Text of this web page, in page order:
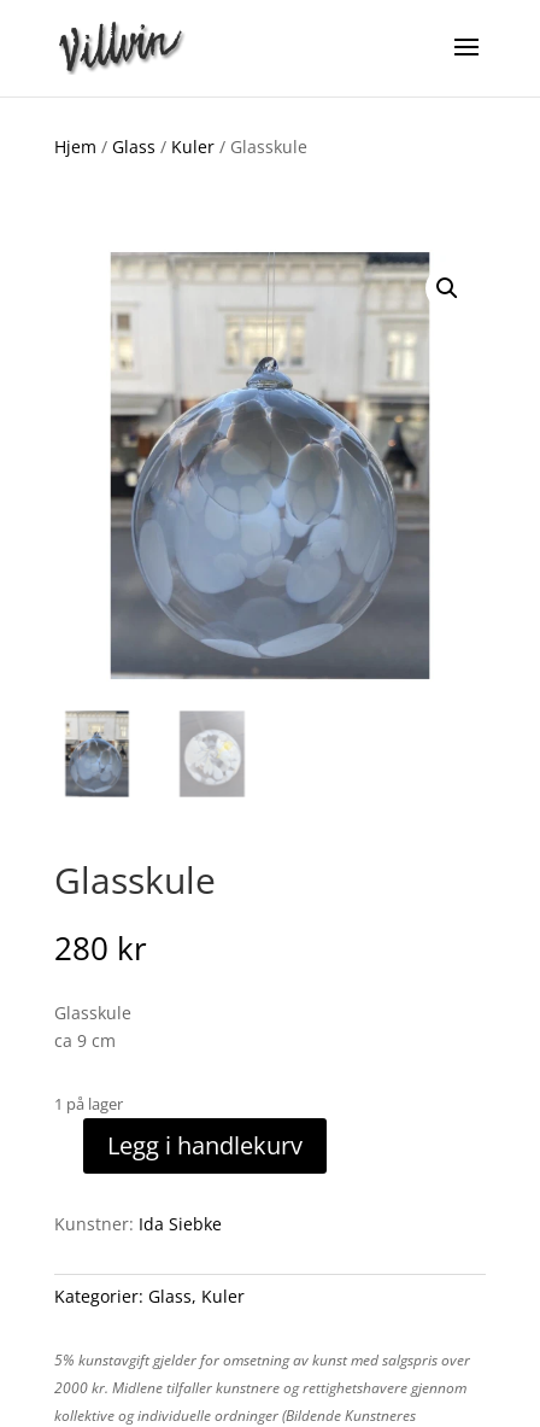
Hjem / Glass / Kuler/ Glasskule
Glasskule
280 kr
Glasskule
ca 9 cm
1 på lager
GlasskuleLegg i handlekurv
Kunstner: Ida Siebke
Kategorier: Glass, Kuler
5% kunstavgift gjelder for omsetning av kunst med salgspris over
2000 kr. Midlene tilfaller kunstnere og rettighetshavere gjennom
kollektive og individuelle ordninger (Bildende Kunstneres